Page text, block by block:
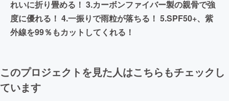
れいに折り畳める！ 3.カーボンファイバー製の親骨で強
度に優れる！ 4.一振りで雨粒が落ちる！ 5.SPF50+、紫
外線を99％もカットしてくれる！
このプロジェクトを見た人はこちらもチェックし
ています